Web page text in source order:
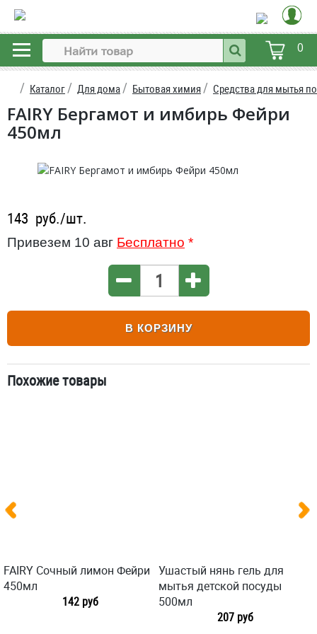
0
Каталог Для дома Бытовая химия Средства для мытья
FAIRY Бергамот и имбирь Фейри
450мл
143 руб./шт.
Привезем 10 авг Бесплатно *
В КОРЗИНУ
Похожие товары
FAIRY Сочный лимон Фейри
450мл
142 руб
Ушастый нянь гель для
мытья детской посуды
500мл
207 руб